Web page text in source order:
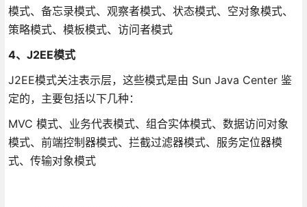
模式、备忘录模式、观察者模式、状态模式、空对象模式、
策略模式、模板模式、访问者模式
4、J2EE模式
J2EE模式关注表示层，这些模式是由 Sun Java Center 鉴
定的，主要包括以下几种：
MVC 模式、业务代表模式、组合实体模式、数据访问对象
模式、前端控制器模式、拦截过滤器模式、服务定位器模
式、传输对象模式